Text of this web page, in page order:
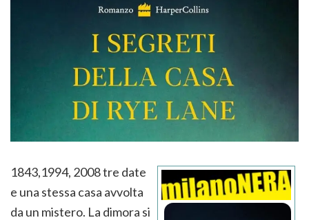
1843,1994, 2008 tre date
e una stessa casa avvolta
da un mistero. La dimora si